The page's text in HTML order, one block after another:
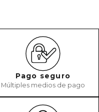
Pago seguro
Múltiples medios de pago